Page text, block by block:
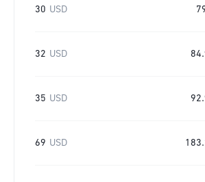
30 USD
32 USD
35 USD
69 USD